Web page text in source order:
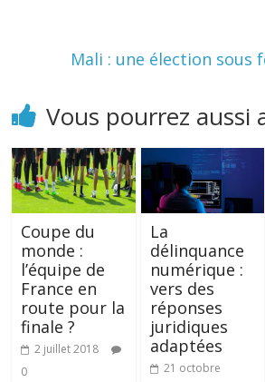
Mali : une élection sous
Vous pourrez aussi
Coupe du
monde :
l’équipe de
France en
route pour la
finale ?
2 juillet 2018
0
La
délinquance
numérique :
vers des
réponses
juridiques
adaptées
21 octobre